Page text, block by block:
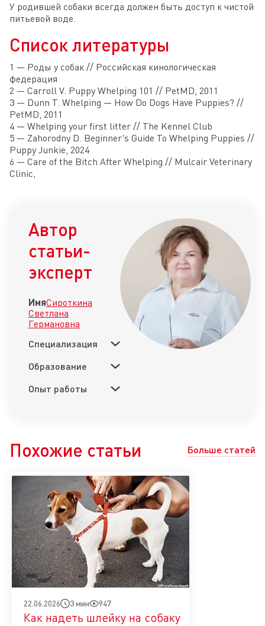
У родившей собаки всегда должен быть доступ к чистой
питьевой воде.
Список литературы
1 — Роды у собак // Российская кинологическая
федерация
2 — Carroll V. Puppy Whelping 101 // PetMD, 2011
3 — Dunn T. Whelping — How Do Dogs Have Puppies? //
PetMD, 2011
4 — Whelping your first litter // The Kennel Club
5 — Zahorodny D. Beginner's Guide To Whelping Puppies //
Puppy Junkie, 2024
6 — Care of the Bitch After Whelping // Mulcair Veterinary
Clinic,
Автор
статьи-
эксперт
ИмяСироткина
Светлана
Германовна
Специализация
Образование
Опыт работы
Похожие статьи Больше статей
22.06.2026 3 мин 947
Как надеть шлейку на собаку